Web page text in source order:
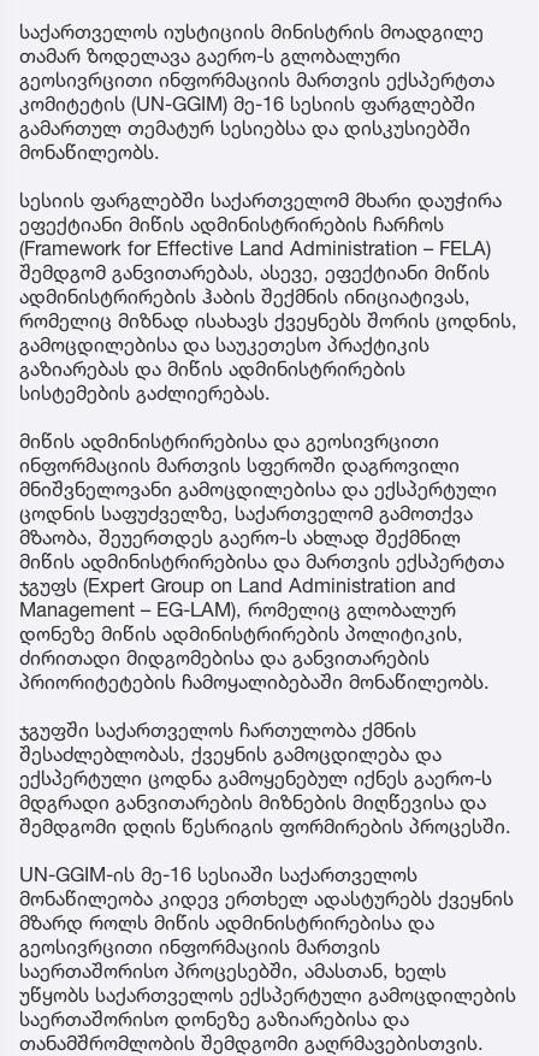
საქართველოს იუსტიციის მინისტრის მოადგილე
თამარ ზოდელავა გაერო-ს გლობალური
გეოსივრცითი ინფორმაციის მართვის ექსპერტთა
კომიტეტის (UN-GGIM) მე-16 სესიის ფარგლებში
გამართულ თემატურ სესიებსა და დისკუსიებში
მონაწილეობს.
სესიის ფარგლებში საქართველომ მხარი დაუჭირა
ეფექტიანი მიწის ადმინისტრირების ჩარჩოს
(Framework for Effective Land Administration – FELA)
შემდგომ განვითარებას, ასევე, ეფექტიანი მიწის
ადმინისტრირების ჰაბის შექმნის ინიციატივას,
რომელიც მიზნად ისახავს ქვეყნებს შორის ცოდნის,
გამოცდილებისა და საუკეთესო პრაქტიკის
გაზიარებას და მიწის ადმინისტრირების
სისტემების გაძლიერებას.
მიწის ადმინისტრირებისა და გეოსივრცითი
ინფორმაციის მართვის სფეროში დაგროვილი
მნიშვნელოვანი გამოცდილებისა და ექსპერტული
ცოდნის საფუძველზე, საქართველომ გამოთქვა
მზაობა, შეუერთდეს გაერო-ს ახლად შექმნილ
მიწის ადმინისტრირებისა და მართვის ექსპერტთა
ჯგუფს (Expert Group on Land Administration and
Management – EG-LAM), რომელიც გლობალურ
დონეზე მიწის ადმინისტრირების პოლიტიკის,
ძირითადი მიდგომებისა და განვითარების
პრიორიტეტების ჩამოყალიბებაში მონაწილეობს.
ჯგუფში საქართველოს ჩართულობა ქმნის
შესაძლებლობას, ქვეყნის გამოცდილება და
ექსპერტული ცოდნა გამოყენებულ იქნეს გაერო-ს
მდგრადი განვითარების მიზნების მიღწევისა და
შემდგომი დღის წესრიგის ფორმირების პროცესში.
UN-GGIM-ის მე-16 სესიაში საქართველოს
მონაწილეობა კიდევ ერთხელ ადასტურებს ქვეყნის
მზარდ როლს მიწის ადმინისტრირებისა და
გეოსივრცითი ინფორმაციის მართვის
საერთაშორისო პროცესებში, ამასთან, ხელს
უწყობს საქართველოს ექსპერტული გამოცდილების
საერთაშორისო დონეზე გაზიარებისა და
თანამშრომლობის შემდგომი გაღრმავებისთვის.